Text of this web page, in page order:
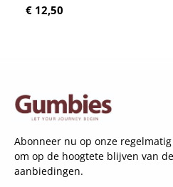
Normale prijs:
€ 12,50
Abonneer nu op onze
om op de hoogtete blijven van
aanbiedingen.